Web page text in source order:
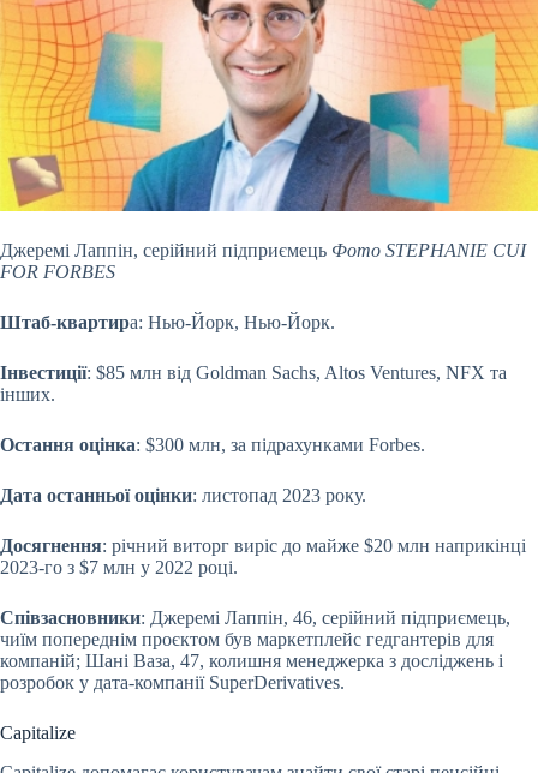
Джеремі Лаппін, серійний підприємець Фото STEPHANIE CUI
FOR FORBES
Штаб-квартира: Нью-Йорк, Нью-Йорк.
Інвестиції: $85 млн від Goldman Sachs, Altos Ventures, NFX та
інших.
Остання оцінка: $300 млн, за підрахунками Forbes.
Дата останньої оцінки: листопад 2023 року.
Досягнення: річний виторг виріс до майже $20 млн наприкінці
2023-го з $7 млн у 2022 році.
Співзасновники: Джеремі Лаппін, 46, серійний підприємець,
чиїм попереднім проєктом був маркетплейс гедгантерів для
компаній; Шані Ваза, 47, колишня менеджерка з досліджень і
розробок у дата-компанії SuperDerivatives.
Capitalize